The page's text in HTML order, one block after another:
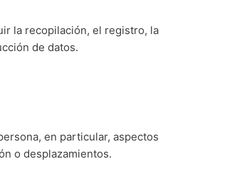
la recopilación, el registro, la
de datos.
en particular, aspectos
o desplazamientos.